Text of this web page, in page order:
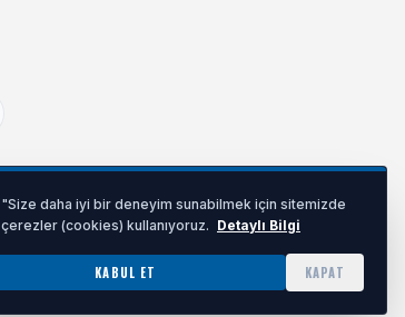
"Size daha iyi bir deneyim sunabilmek için sitemizde
çerezler (cookies) kullanıyoruz. Detaylı Bilgi
KABUL ET KAPAT